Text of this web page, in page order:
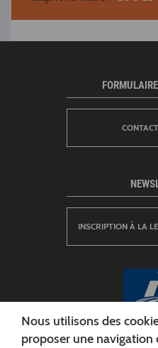
INSCRIPTION À LA
Nous utilisons des
proposer une